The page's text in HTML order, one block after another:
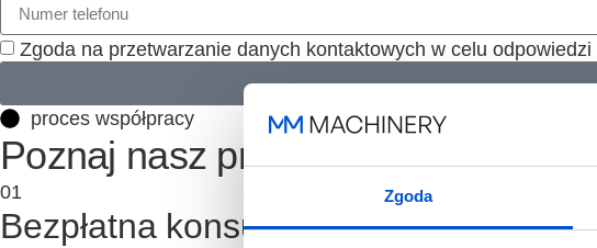
Zgoda
Zgoda na przetwarzanie danych kontaktowych w celu
proces współpracy
Poznaj nasz proces współpracy
01
Bezpłatna konsultacja